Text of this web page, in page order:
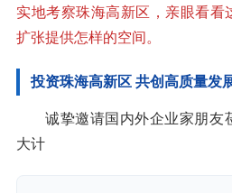
实地考察珠海高新区，亲眼看看
扩张提供怎样的空间。
投资珠海高新区 共创高质量发
诚挚邀请国内外企业家朋友
大计